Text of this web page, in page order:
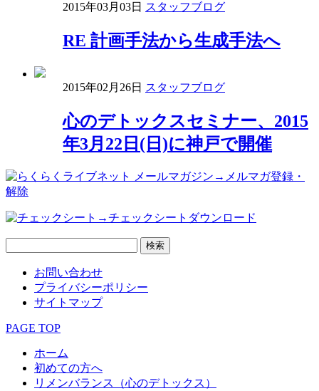
2015年03月03日 スタッフブログ
RE 計画手法から生成手法へ
2015年02月26日 スタッフブログ
心のデトックスセミナー、2015
年3月22日(日)に神戸で開催
→メルマガ登録・
解除
→チェックシートダウンロード
お問い合わせ
プライバシーポリシー
サイトマップ
PAGE TOP
ホーム
初めての方へ
リメンバランス（心のデトックス）